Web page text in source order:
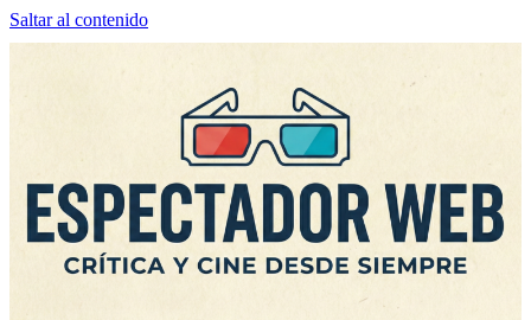
Saltar al contenido